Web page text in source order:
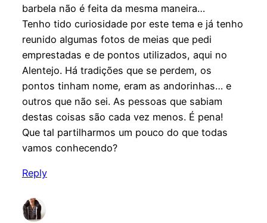
barbela não é feita da mesma maneira…
Tenho tido curiosidade por este tema e já tenho
reunido algumas fotos de meias que pedi
emprestadas e de pontos utilizados, aqui no
Alentejo. Há tradições que se perdem, os
pontos tinham nome, eram as andorinhas… e
outros que não sei. As pessoas que sabiam
destas coisas são cada vez menos. É pena!
Que tal partilharmos um pouco do que todas
vamos conhecendo?
Reply